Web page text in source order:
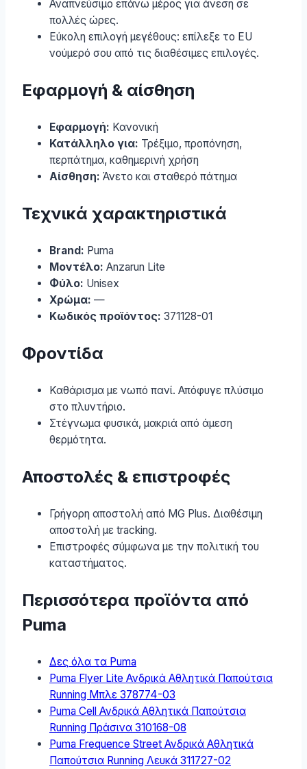
Αναπνεύσιμο επάνω μέρος για άνεση σε
πολλές ώρες.
Εύκολη επιλογή μεγέθους: επίλεξε το EU
νούμερό σου από τις διαθέσιμες επιλογές.
Εφαρμογή & αίσθηση
Εφαρμογή: Κανονική
Κατάλληλο για: Τρέξιμο, προπόνηση,
περπάτημα, καθημερινή χρήση
Αίσθηση: Άνετο και σταθερό πάτημα
Τεχνικά χαρακτηριστικά
Brand: Puma
Μοντέλο: Anzarun Lite
Φύλο: Unisex
Χρώμα: —
Κωδικός προϊόντος: 371128-01
Φροντίδα
Καθάρισμα με νωπό πανί. Απόφυγε πλύσιμο
στο πλυντήριο.
Στέγνωμα φυσικά, μακριά από άμεση
θερμότητα.
Αποστολές & επιστροφές
Γρήγορη αποστολή από MG Plus. Διαθέσιμη
αποστολή με tracking.
Επιστροφές σύμφωνα με την πολιτική του
καταστήματος.
Περισσότερα προϊόντα από
Puma
Δες όλα τα Puma
Puma Flyer Lite Ανδρικά Αθλητικά Παπούτσια
Running Μπλε 378774-03
Puma Cell Ανδρικά Αθλητικά Παπούτσια
Running Πράσινα 310168-08
Puma Frequence Street Ανδρικά Αθλητικά
Παπούτσια Running Λευκά 311727-02